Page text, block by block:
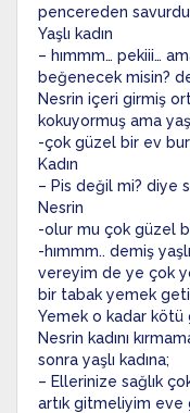
pencereden
Yaşlı kadın
– hımmm… pekiii…
beğenecek misin?
Nesrin içeri girmiş
kokuyormuş ama
-çok güzel bir ev
Kadın
– Pis değil mi? diye
Nesrin
-olur mu çok güzel
-hımmm.. demiş
vereyim de ye çok
bir tabak yemek
Yemek o kadar kötü
Nesrin kadını
sonra yaşlı kadına;
– Ellerinize sağlık
artık gitmeliyim eve